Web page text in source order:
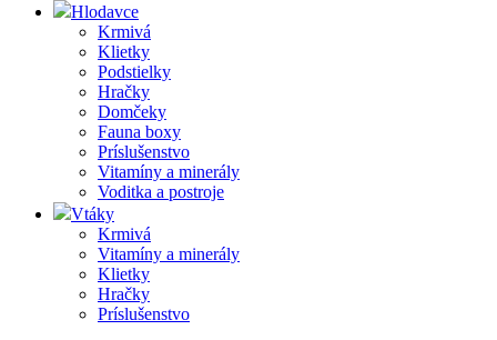
Hlodavce
Krmivá
Klietky
Podstielky
Hračky
Domčeky
Fauna boxy
Príslušenstvo
Vitamíny a minerály
Voditka a postroje
Vtáky
Krmivá
Vitamíny a minerály
Klietky
Hračky
Príslušenstvo